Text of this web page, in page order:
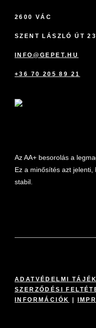
2600 VÁC
SZENT LÁSZLÓ ÚT
INFO@GEPET.HU
+36 70 205 89 21
Az AA+ besorolás a
Ez a minősítés azt
stabil.
ADATVÉDELMI
SZERZŐDÉSI
INFORMÁCIÓK